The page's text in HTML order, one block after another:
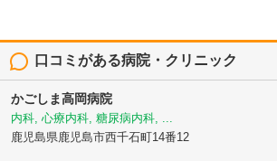
口コミがある病院・クリニック
かごしま高岡病院
内科, 心療内科, 糖尿病内科, ...
鹿児島県鹿児島市西千石町14番12